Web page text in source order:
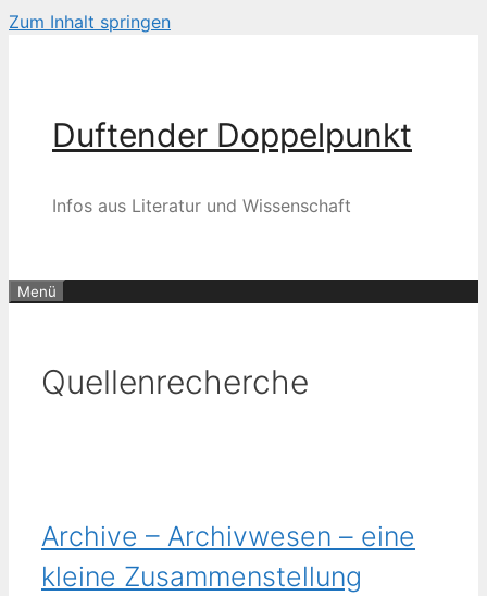
Zum Inhalt springen
Duftender Doppelpunkt
Infos aus Literatur und Wissenschaft
Menü
Quellenrecherche
Archive – Archivwesen – eine
kleine Zusammenstellung